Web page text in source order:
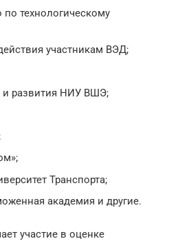
по технологическому
участникам ВЭД;
и развития НИУ ВШЭ;
Транспорта;
академия и другие.
участие в оценке